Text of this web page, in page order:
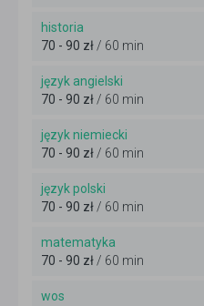
historia
70 - 90 zł / 60 min
język angielski
70 - 90 zł / 60 min
język niemiecki
70 - 90 zł / 60 min
język polski
70 - 90 zł / 60 min
matematyka
70 - 90 zł / 60 min
wos